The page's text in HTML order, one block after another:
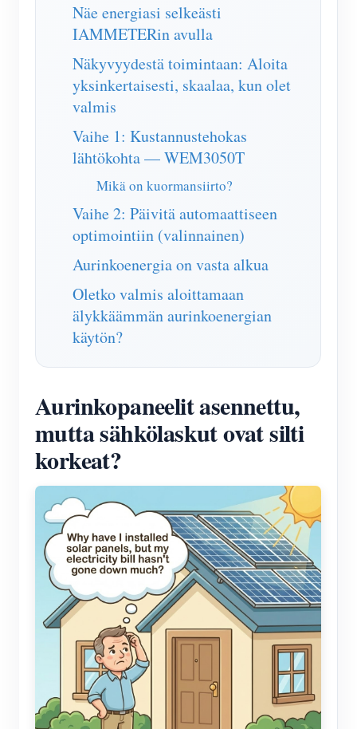
Kodin automatisointi
Tehdasenergian valvonta
Asiakirja
Opetusvideo
FAQ
Uutiset
Blogit
Kehittäjä
Palkinto-ohjelma
Ottaa yhteyttä
Meistä
Näe energiasi selkeästi
IAMMETERin avulla
Näkyvyydestä toimintaan: Aloita
yksinkertaisesti, skaalaa, kun olet
valmis
Vaihe 1: Kustannustehokas
lähtökohta — WEM3050T
Mikä on kuormansiirto?
Vaihe 2: Päivitä automaattiseen
optimointiin (valinnainen)
Aurinkoenergia on vasta alkua
Oletko valmis aloittamaan
älykkäämmän aurinkoenergian
käytön?
Aurinkopaneelit asennettu,
mutta sähkölaskut ovat silti
korkeat?